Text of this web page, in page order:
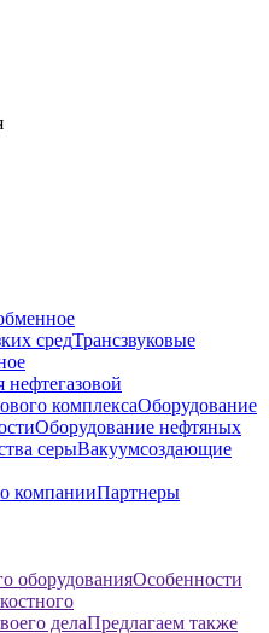
средТрансзвуковые
нефтегазовой
комплексаОборудование
Оборудование нефтяных
серыВакуумсоздающие
компанииПартнеры
оборудованияОсобенности
делаПредлагаем также